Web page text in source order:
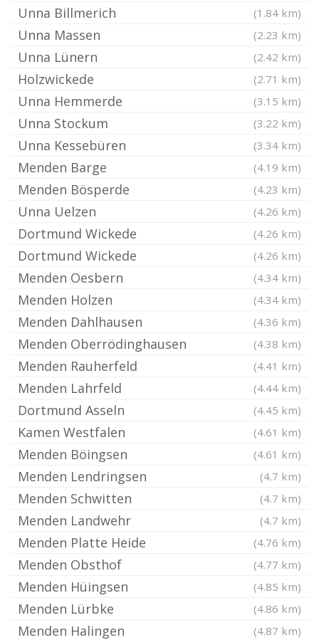
Unna Billmerich (1.84 km)
Unna Massen (2.23 km)
Unna Lünern (2.42 km)
Holzwickede (2.71 km)
Unna Hemmerde (3.15 km)
Unna Stockum (3.22 km)
Unna Kessebüren (3.34 km)
Menden Barge (4.19 km)
Menden Bösperde (4.23 km)
Unna Uelzen (4.26 km)
Dortmund Wickede (4.26 km)
Dortmund Wickede (4.26 km)
Menden Oesbern (4.34 km)
Menden Holzen (4.34 km)
Menden Dahlhausen (4.36 km)
Menden Oberrödinghausen (4.38 km)
Menden Rauherfeld (4.41 km)
Menden Lahrfeld (4.44 km)
Dortmund Asseln (4.45 km)
Kamen Westfalen (4.61 km)
Menden Böingsen (4.61 km)
Menden Lendringsen (4.7 km)
Menden Schwitten (4.7 km)
Menden Landwehr (4.7 km)
Menden Platte Heide (4.76 km)
Menden Obsthof (4.77 km)
Menden Hüingsen (4.85 km)
Menden Lürbke (4.86 km)
Menden Halingen (4.87 km)